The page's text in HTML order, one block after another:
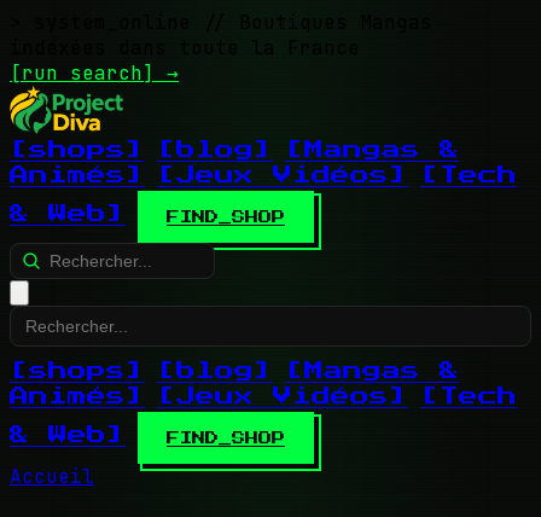
// Boutiques Mangas
indexées dans toute la France
[run search] →
[shops] [blog]
[Mangas &
Animés]
[Jeux Vidéos]
[Tech
& Web]
FIND_SHOP
[shops] [blog]
[Mangas &
Animés]
[Jeux Vidéos]
[Tech
& Web]
FIND_SHOP
Accueil